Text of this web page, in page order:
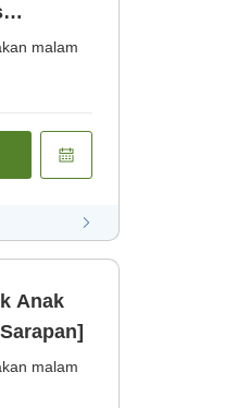
malam
Anak
malam